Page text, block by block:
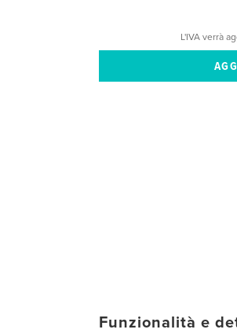
L'IVA verrà
Funzionalità e